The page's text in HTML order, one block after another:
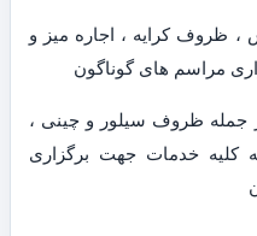
ظروف کرایه ، اجاره میز و
مراسم های گوناگون
جمله ظروف سیلور و چینی ،
کلیه خدمات جهت برگزاری